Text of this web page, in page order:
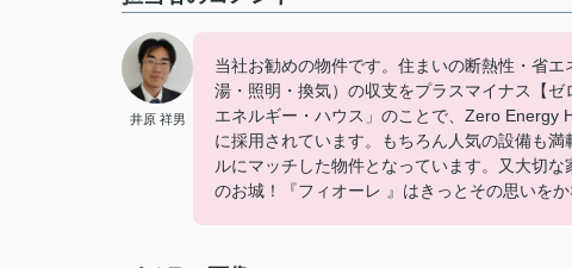
井原 祥男
当社お勧めの物件です。住まいの断熱性・省
湯・照明・換気）の収支をプラスマイナス【
エネルギー・ハウス」のことで、Zero Energy
に採用されています。もちろん人気の設備も
ルにマッチした物件となっています。又大切
のお城！『フィオーレ 』はきっとその思いを